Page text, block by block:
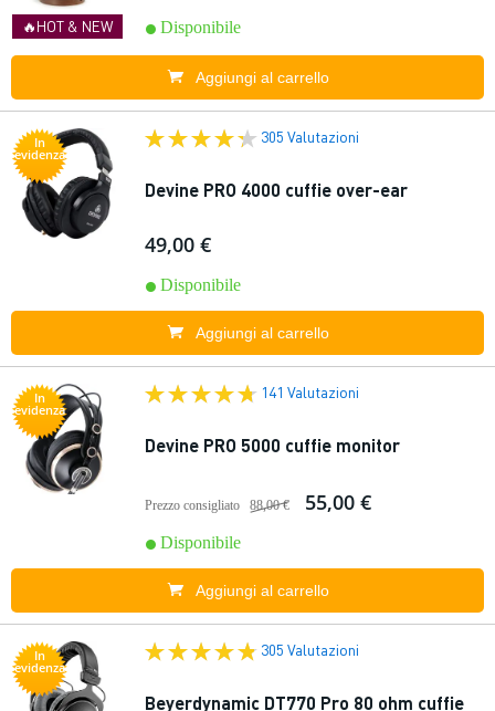
🔥HOT & NEW Disponibile
Aggiungi al carrello
In
evidenza
305 Valutazioni
Devine PRO 4000 cuffie over-ear
49,00 €
Disponibile
Aggiungi al carrello
In
evidenza
141 Valutazioni
Devine PRO 5000 cuffie monitor
Prezzo consigliato 88,00 € 55,00 €
Disponibile
Aggiungi al carrello
In
evidenza
305 Valutazioni
Beyerdynamic DT770 Pro 80 ohm cuffie